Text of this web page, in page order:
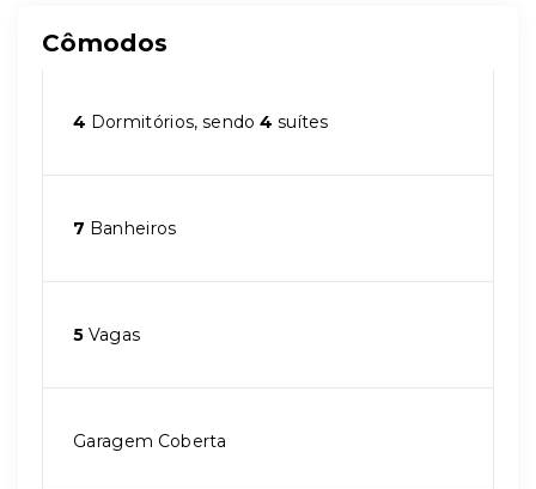
Cômodos
4 Dormitórios, sendo4 suítes
7 Banheiros
5 Vagas
Garagem Coberta